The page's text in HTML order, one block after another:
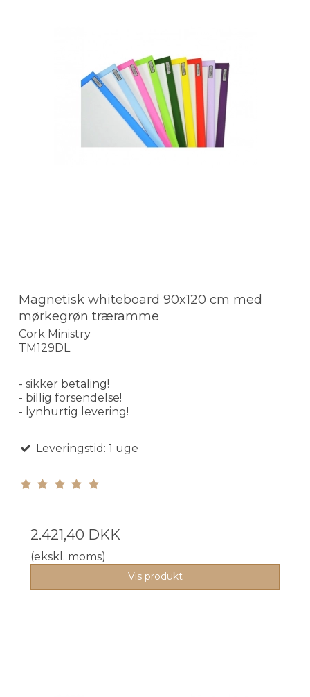
Magnetisk whiteboard 90x120 cm med
mørkegrøn træramme
Cork Ministry
TM129DL
- sikker betaling!
- billig forsendelse!
- lynhurtig levering!
Leveringstid: 1 uge
2.421,40 DKK
(ekskl. moms)
Vis produkt